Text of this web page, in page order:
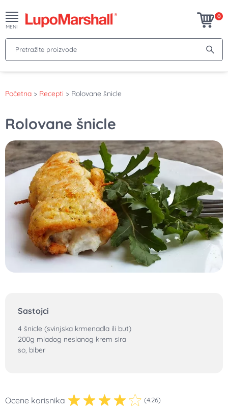
MENI
0
Pretražite proizvode
Početna > Recepti > Rolovane šnicle
Rolovane šnicle
Sastojci
4 šnicle (svinjska krmenadla ili but)
200g mladog neslanog krem sira
so, biber
Ocene korisnika (4.26)